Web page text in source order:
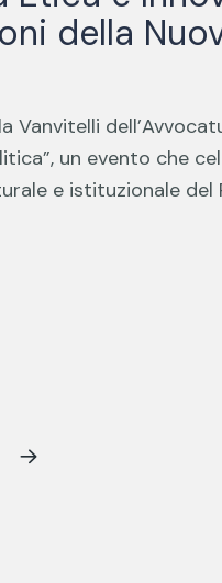
della
Vanvitelli
un evento che
e istituzionale del